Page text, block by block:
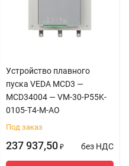
Устройство плавного
пуска VEDA MCD3 —
MCD34004 — VM-30-P55K-
0105-T4-M-AO
Под заказ
237 937,50 ₽ без НДС